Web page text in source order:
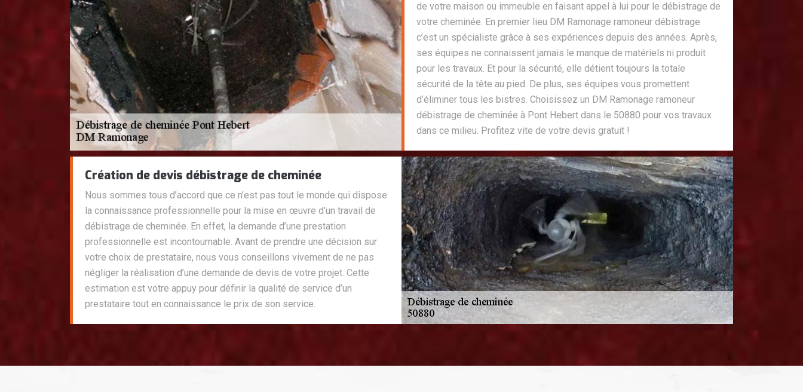
de votre maison ou immeuble en faisant appel à lui pour le débistrage de
votre cheminée. En premier lieu DM Ramonage ramoneur débistrage
c’est un spécialiste grâce à ses expériences depuis des années. Après,
ses équipes ne connaissent jamais le manque de matériels ni produit
pour les travaux. Et pour la sécurité, elle détient toujours la totale
sécurité de la tête au pied. De plus, ses équipes vous promettent
d’éliminer tous les bistres. Choisissez un DM Ramonage ramoneur
débistrage de cheminée à Pont Hebert dans le 50880 pour vos travaux
dans ce milieu. Profitez vite de votre devis gratuit !
Création de devis débistrage de cheminée
Nous sommes tous d’accord que ce n’est pas tout le monde qui dispose
la connaissance professionnelle pour la mise en œuvre d’un travail de
débistrage de cheminée. En effet, la demande d’une prestation
professionnelle est incontournable. Avant de prendre une décision sur
votre choix de prestataire, nous vous conseillons vivement de ne pas
négliger la réalisation d’une demande de devis de votre projet. Cette
estimation est votre appuy pour définir la qualité de service d’un
prestataire tout en connaissance le prix de son service.